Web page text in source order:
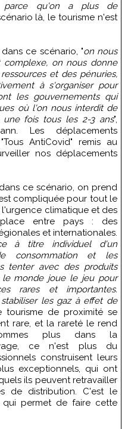
parce qu'on a plus de
là, le tourisme n'est
ce scénario, "on nous
on nous donne
et des pénuries,
à s'organiser pour
les gouvernements qui
où l'on nous interdit de
fois tous les 2-3 ans",
Les déplacements
AntiCovid" remis au
nos déplacements
ce scénario, on prend
compliquée pour tout le
climatique et des
entre pays : des
et internationales.
à titre individuel d'un
consommation et les
tenter avec des produits
le monde joue le jeu pour
rares et importantes.
les gaz à effet de
tourisme de proximité se
rare, et la rareté le rend
plus dans la
ce n'est plus du
construisent leurs
exceptionnels, qui ont
ils peuvent retravailler
de distribution. C'est le
permet de faire cette